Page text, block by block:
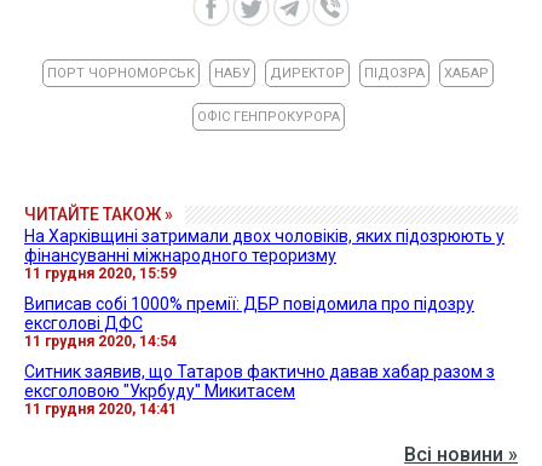
ПОРТ ЧОРНОМОРСЬК НАБУ ДИРЕКТОР ПІДОЗРА ХАБАР
ОФІС ГЕНПРОКУРОРА
ЧИТАЙТЕ ТАКОЖ »
На Харківщині затримали двох чоловіків, яких підозрюють у
фінансуванні міжнародного тероризму
11 грудня 2020, 15:59
Виписав собі 1000% премії: ДБР повідомила про підозру
ексголові ДФС
11 грудня 2020, 14:54
Ситник заявив, що Татаров фактично давав хабар разом з
ексголовою "Укрбуду" Микитасем
11 грудня 2020, 14:41
Всі новини »